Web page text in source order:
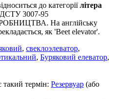
до категоріїлітера
ДСТУ 3007-95
На англійську
як 'Beet elevator'.
, свеклоэлеватор,
, Буряковий елеватор,
термін: Резервуар (або